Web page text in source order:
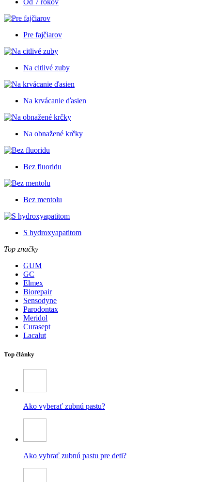
Pre fajčiarov
Na citlivé zuby
Na krvácanie ďasien
Na obnažené krčky
Bez fluoridu
Bez mentolu
S hydroxyapatitom
Top značky
GUM
GC
Elmex
Biorepair
Sensodyne
Parodontax
Meridol
Curasept
Lacalut
Top články
Ako vyberať zubnú pastu?
Ako vybrať zubnú pastu pre deti?